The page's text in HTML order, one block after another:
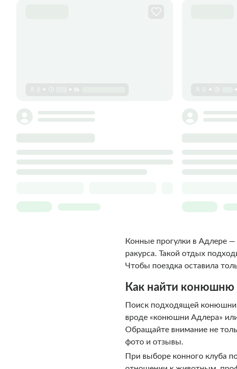
Конные прогулки в Адлере
ракурса. Такой отдых
Чтобы поездка оставила
Как найти конюшню
Поиск подходящей конюшни
вроде «конюшни Адлера»
Обращайте внимание не
фото и отзывы.
При выборе конного клуба